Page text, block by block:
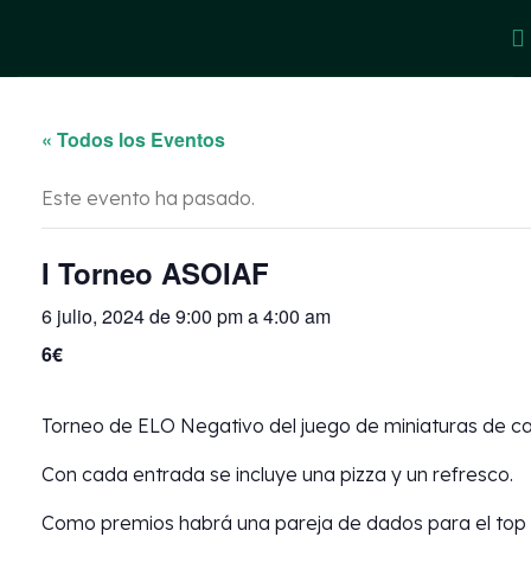
« Todos los Eventos
Este evento ha pasado.
I Torneo ASOIAF
6 julio, 2024 de 9:00 pma4:00 am
6€
Torneo de ELO Negativo del juego de miniaturas de
Con cada entrada se incluye una pizza y un refresco.
Como premios habrá una pareja de dados para el top